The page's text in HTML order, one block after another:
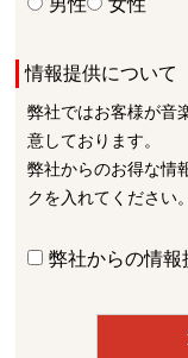
情報提供について
弊社ではお客様が音
意しております。
弊社からのお得な情
クを入れてください。
弊社からの情報